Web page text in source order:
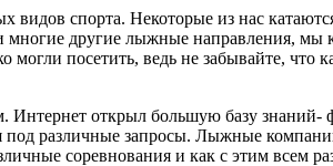
спорта. Некоторые из нас
другие лыжные направления, мы
посетить, ведь не забывайте, что
открыл большую базу знаний-
различные запросы. Лыжные
соревнования и как с этим всем